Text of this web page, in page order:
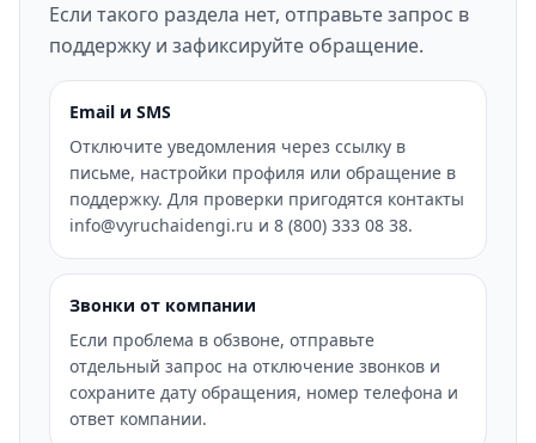
Если такого раздела нет, отправьте запрос в
поддержку и зафиксируйте обращение.
Email и SMS
Отключите уведомления через ссылку в
письме, настройки профиля или обращение в
поддержку. Для проверки пригодятся контакты
info@vyruchaidengi.ru и 8 (800) 333 08 38.
Звонки от компании
Если проблема в обзвоне, отправьте
отдельный запрос на отключение звонков и
сохраните дату обращения, номер телефона и
ответ компании.